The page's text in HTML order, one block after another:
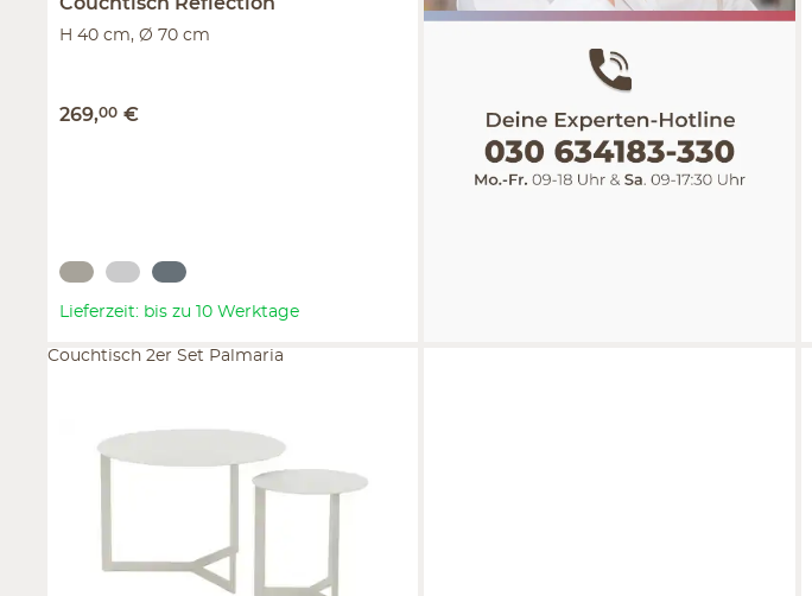
H 40 cm, Ø 70 cm
269,00 €
Lieferzeit: bis zu 10 Werktage
Couchtisch 2er Set Palmaria